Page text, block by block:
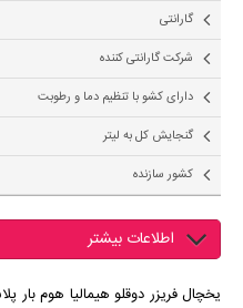
گارانتی
شرکت گارانتی کننده
دارای کشو با تنظیم دما و رطوبت
گنجایش کل به لیتر
کشور سازنده
اطلاعات بیشتر
یخچال فریزر دوقلو هیمالیا هوم بار